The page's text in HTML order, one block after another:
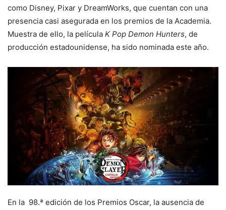
como Disney, Pixar y DreamWorks, que cuentan con una
presencia casi asegurada en los premios de la Academia.
Muestra de ello, la película K Pop Demon Hunters, de
producción estadounidense, ha sido nominada este año.
En la 98.ª edición de los Premios Oscar, la ausencia de